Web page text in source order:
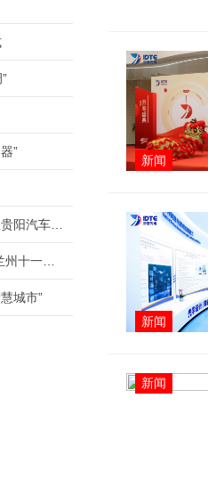
新闻
新闻
新闻
”
“悦己体验官”贾冰力荐的新魔方和新X7，闪耀贵阳汽车文化节
BJ60领衔悦野生活、新魔方领衔悦己生活，兰州十一国际车展不见不散！
城市”